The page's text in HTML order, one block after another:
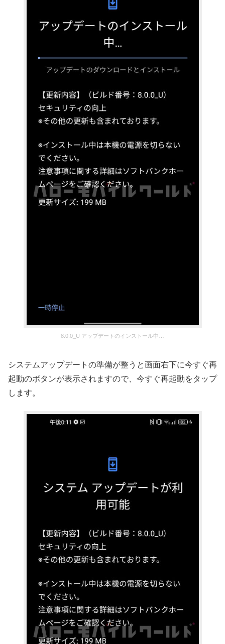
8.0.0_U アップデートのインストール中…
システムアップデートの準備が整うと画面右下に今すぐ再
起動のボタンが表示されますので、今すぐ再起動をタップ
します。